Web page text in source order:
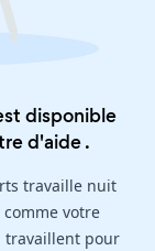
disponible
d'aide.
travaille nuit
votre
travaillent pour